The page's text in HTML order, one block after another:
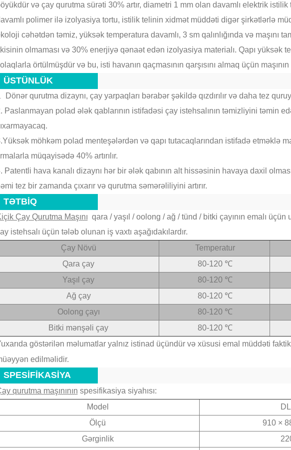
2026-08-04 16:16:30
və çay qurutma sürəti 30% artır, diametri 1 mm olan davamlı elektrik
polimer ilə izolyasiya tortu, istilik telinin xidmət müddəti digər şirkətlərlə
cəhətdən təmiz, yüksək temperatura davamlı, 3 sm qalınlığında və maşını
olmaması və 30% enerjiyə qənaət edən izolyasiya materialı. Qapı yüksək
örtülmüşdür və bu, isti havanın qaçmasının qarşısını almaq üçün maşının
ÜSTÜNLÜK
Dönər qurutma dizaynı, çay yarpaqları bərabər şəkildə qızdırılır və daha tez
Paslanmayan polad ələk qablarının istifadəsi çay istehsalının təmizliyini təmin
möhkəm polad menteşələrdən və qapı tutacaqlarından istifadə etməklə
müqayisədə 40% artırılır.
Patentli hava kanalı dizaynı hər bir ələk qabının alt hissəsinin havaya daxil
tez bir zamanda çıxarır və qurutma səmərəliliyini artırır.
TƏTBİQ
Çay Qurutma Maşını qara / yaşıl / oolong / ağ / tünd / bitki çayının emalı
istehsalı üçün tələb olunan iş vaxtı aşağıdakılardır.
Çay Növü
Temperatur
Qara çay
80-120 ℃
Yaşıl çay
80-120 ℃
Ağ çay
80-120 ℃
Oolong çayı
80-120 ℃
Bitki mənşəli çay
80-120 ℃
göstərilən məlumatlar yalnız istinad üçündür və xüsusi emal müddəti
edilməlidir.
SPESİFİKASİYA
qurutma maşınının spesifikasiya siyahısı:
Model
Ölçü
910 ×
Gərginlik